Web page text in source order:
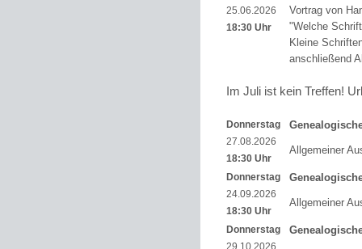
25.06.2026
18:30 Uhr
Vortrag von
"Welche
Kleine
anschließend
Im Juli ist kein Treffen!
Donnerstag
27.08.2026
18:30 Uhr
Allgemeiner
Donnerstag
24.09.2026
18:30 Uhr
Allgemeiner
Donnerstag
29.10.2026